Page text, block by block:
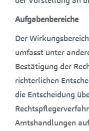
Aufgabenbereiche
Der
umfasst unter
Bestätigung der
richterlichen
die Entscheidung
Amtshandlungen